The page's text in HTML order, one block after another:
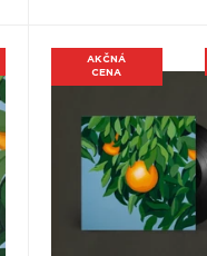
AKČNÁ
CENA